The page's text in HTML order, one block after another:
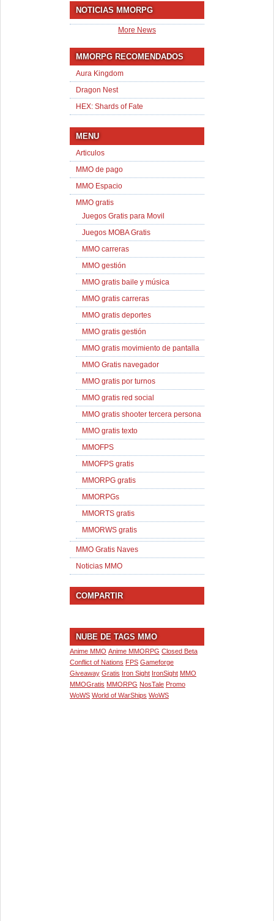
NOTICIAS MMORPG
More News
MMORPG RECOMENDADOS
Aura Kingdom
Dragon Nest
HEX: Shards of Fate
MENU
Articulos
MMO de pago
MMO Espacio
MMO gratis
Juegos Gratis para Movil
Juegos MOBA Gratis
MMO carreras
MMO gestión
MMO gratis baile y música
MMO gratis carreras
MMO gratis deportes
MMO gratis gestión
MMO gratis movimiento de pantalla
MMO Gratis navegador
MMO gratis por turnos
MMO gratis red social
MMO gratis shooter tercera persona
MMO gratis texto
MMOFPS
MMOFPS gratis
MMORPG gratis
MMORPGs
MMORTS gratis
MMORWS gratis
MMO Gratis Naves
Noticias MMO
COMPARTIR
NUBE DE TAGS MMO
Anime MMO Anime MMORPG Closed Beta
Conflict of Nations FPS Gameforge
Giveaway Gratis Iron Sight IronSight MMO
MMOGratis MMORPG NosTale Promo
WoWS World of WarShips WoWS